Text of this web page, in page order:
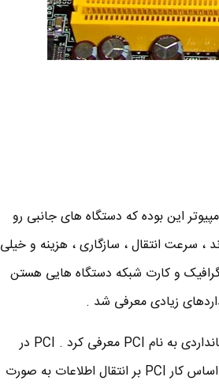
این بوده که دستگاه های جانبی رو
، سرعت انتقال ، سازگاری ، هزینه و خیلی
و کارت شبکه دستگاه هایی هستن
زیادی معرفی شد .
ما به گذشته های دور کاری نداریم ، در سال 1992 شرکت اینتل یه استانداردی به نام PCI معرفی کرد . PCI در
واقع یک مسیر مشترک برای اشتراک دیتا در دستگاه های مختلف بود . اساس کار PCI بر انتقال اطلاعات به صورت